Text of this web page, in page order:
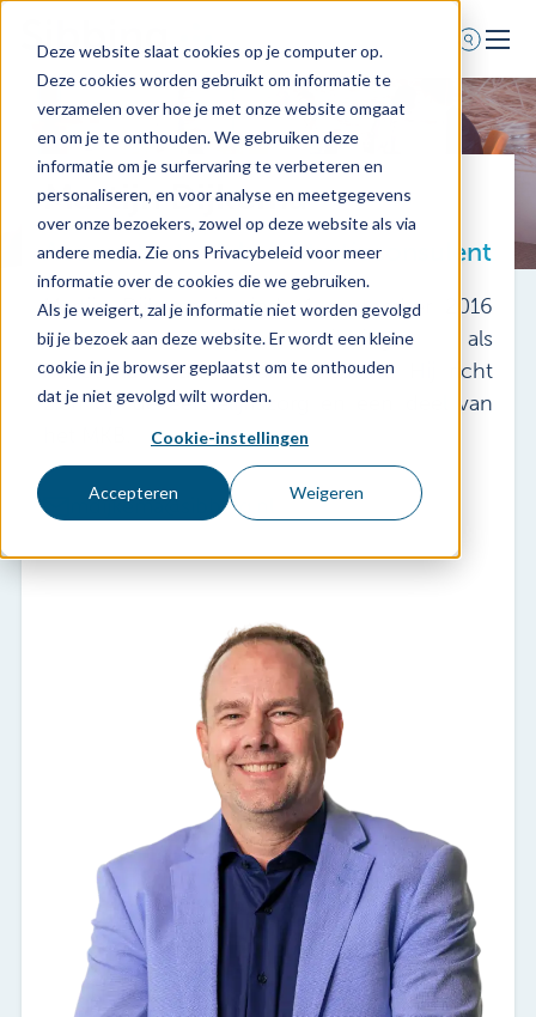
Deze website slaat cookies op je computer op.
Deze cookies worden gebruikt om informatie te
verzamelen over hoe je met onze website omgaat
en om je te onthouden. We gebruiken deze
informatie om je surfervaring te verbeteren en
personaliseren, en voor analyse en meetgegevens
over onze bezoekers, zowel op deze website als via
andere media. Zie ons Privacybeleid voor meer
informatie over de cookies die we gebruiken.
Als je weigert, zal je informatie niet worden gevolgd
bij je bezoek aan deze website. Er wordt een kleine
cookie in je browser geplaatst om te onthouden
dat je niet gevolgd wilt worden.
Cookie-instellingen
Accepteren Weigeren
Home
Voor wie
Diensten
Agenda
Over ons
Schade melden
Afspraak maken
0318 - 544 044
Nieuws
Martijn Dijkema
Accountant - Administratieconsulent
Martijn Dijkema is sinds 1 september 2016
werkzaam bij Sibbing als
Accountant‑Administratieconsulent. Hij richt
zich op de eerstelijnszorg en een deel van
mdijkema@sibbing.nl